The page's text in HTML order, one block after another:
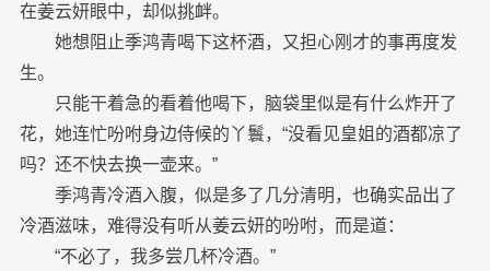
在姜云妍眼中，却似挑衅。
她想阻止季鸿青喝下这杯酒，又担心刚才的事再度发
生。
只能干着急的看着他喝下，脑袋里似是有什么炸开了
花，她连忙吩咐身边侍候的丫鬟，“没看见皇姐的酒都凉了
吗？还不快去换一壶来。”
季鸿青冷酒入腹，似是多了几分清明，也确实品出了
冷酒滋味，难得没有听从姜云妍的吩咐，而是道：
“不必了，我多尝几杯冷酒。”